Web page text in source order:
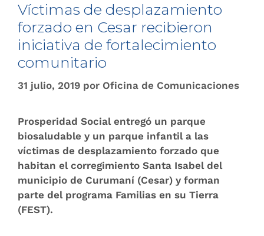
Víctimas de desplazamiento
forzado en Cesar recibieron
iniciativa de fortalecimiento
comunitario
31 julio, 2019 por Oficina de Comunicaciones
Prosperidad Social entregó un parque
biosaludable y un parque infantil a las
víctimas de desplazamiento forzado que
habitan el corregimiento Santa Isabel del
municipio de Curumaní (Cesar) y forman
parte del programa Familias en su Tierra
(FEST).